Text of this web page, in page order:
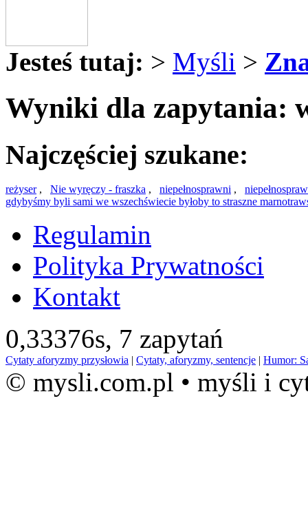
Jesteś tutaj: > Myśli >
Wyniki dla zapytania:
Najczęściej szukane:
reżyser, Nie wyręczy - fraszka , niepełnosprawni ,
gdybyśmy byli sami we wszechświecie byłoby to straszne
Regulamin
Polityka Prywatności
Kontakt
0,33376s, 7 zapytań
Cytaty aforyzmy przysłowia | Cytaty, aforyzmy, sentencje | Humor:
© mysli.com.pl • myśli i